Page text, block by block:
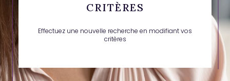
CRITÈRES
Effectuez une nouvelle recherche en modifiant vos
critères